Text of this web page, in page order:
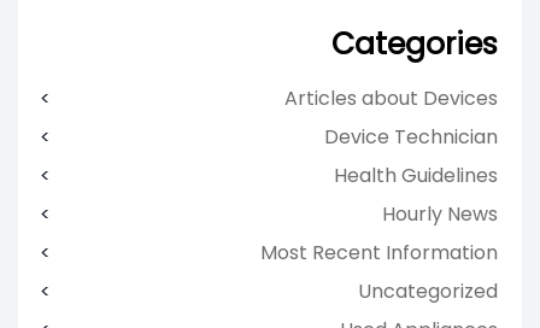
Categories
Articles about Devices
Device Technician
Health Guidelines
Hourly News
Most Recent Information
Uncategorized